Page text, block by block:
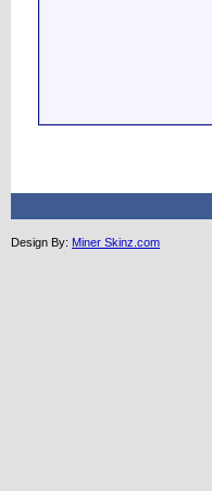
Design By: Miner Skinz.com